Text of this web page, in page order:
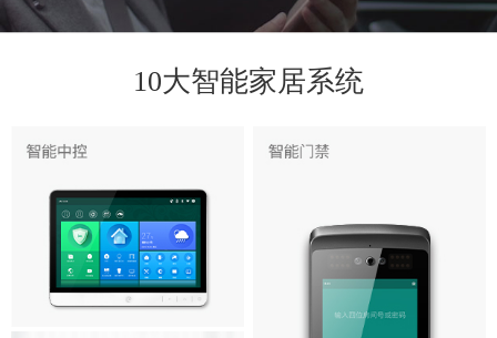
10大智能家居系统